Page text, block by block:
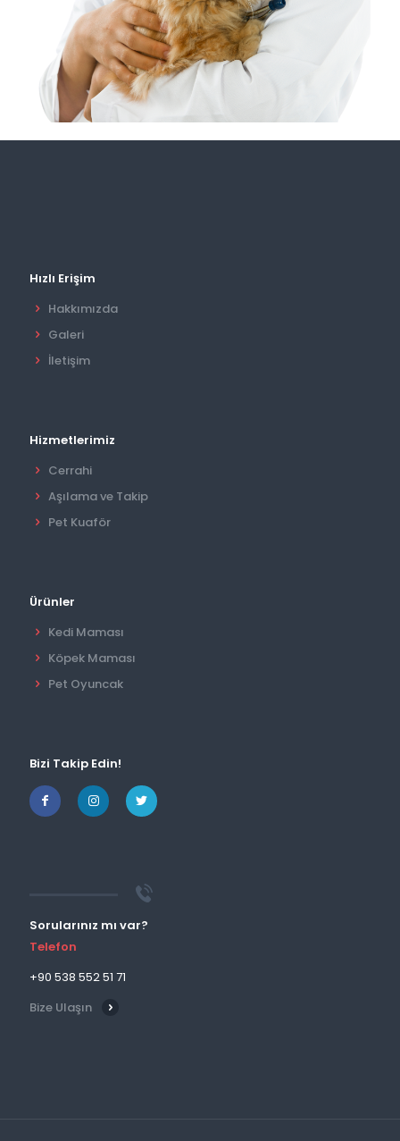
Hızlı Erişim
Hakkımızda
Galeri
İletişim
Hizmetlerimiz
Cerrahi
Aşılama ve Takip
Pet Kuaför
Ürünler
Kedi Maması
Köpek Maması
Pet Oyuncak
Bizi Takip Edin!
Sorularınız mı var?
Telefon
+90 538 552 51 71
Bize Ulaşın